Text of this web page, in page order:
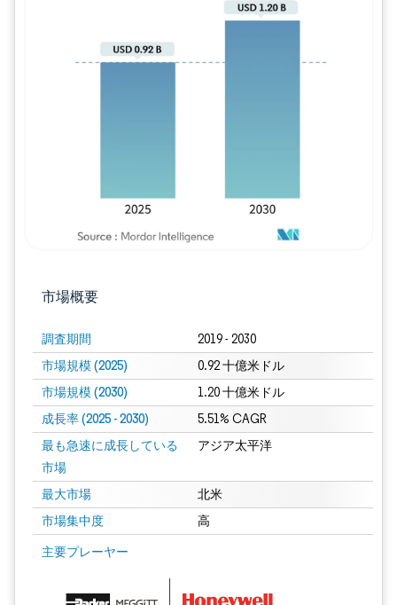
市場概要
調査期間 2019 - 2030
市場規模 (2025) 0.92 十億米ドル
市場規模 (2030) 1.20 十億米ドル
成長率 (2025 - 2030) 5.51% CAGR
最も急速に成長している
市場
アジア太平洋
最大市場 北米
市場集中度 高
主要プレーヤー
画像 © Mordor Intelligence。再利用にはCC BY 4.0の表示が必要です。